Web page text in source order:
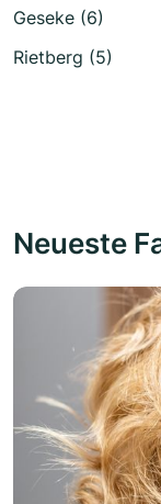
Geseke (6)
Rietberg (5)
Neueste